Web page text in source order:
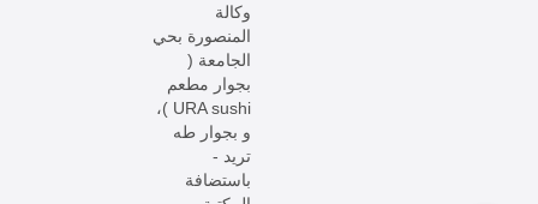
وكالة
المنصورة بحي
الجامعة (
بجوار مطعم
URA sushi )،
و بجوار طه
تريد -
باستضافة